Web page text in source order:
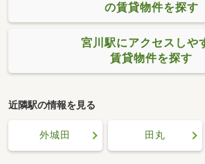
の賃貸物件を探す
宮川駅にアクセスしや
賃貸物件を探す
近隣駅の情報を見る
外城田 田丸